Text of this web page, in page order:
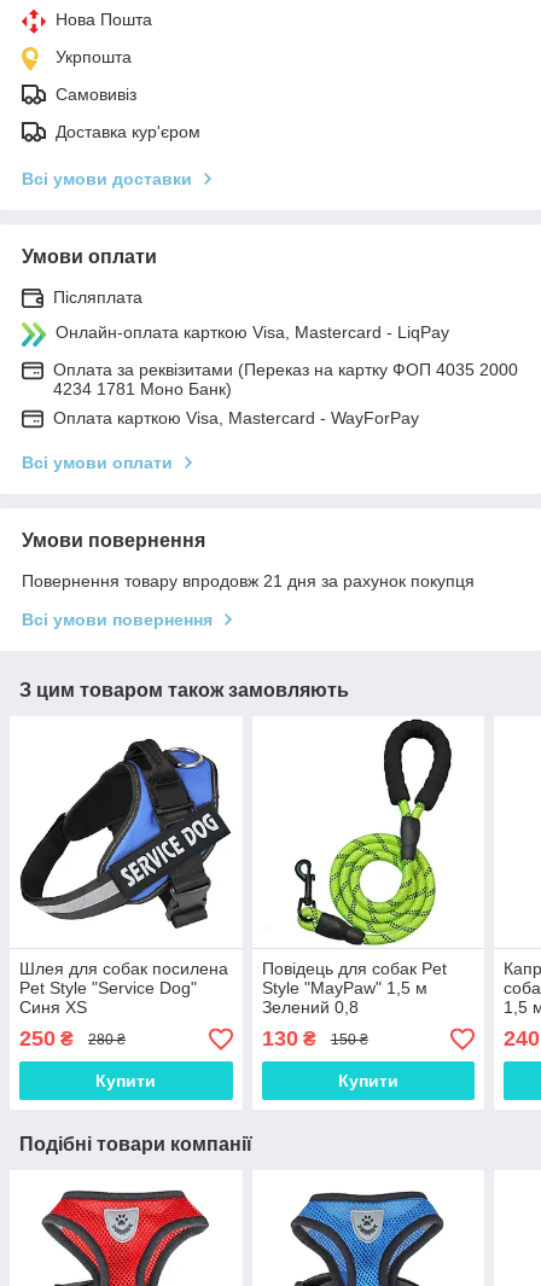
Нова Пошта
Укрпошта
Самовивіз
Доставка кур'єром
Всі умови доставки
Умови оплати
Післяплата
Онлайн-оплата карткою Visa, Mastercard - LiqPay
Оплата за реквізитами (Переказ на картку ФОП 4035 2000
4234 1781 Моно Банк)
Оплата карткою Visa, Mastercard - WayForPay
Всі умови оплати
Умови повернення
Повернення товару впродовж 21 дня за рахунок покупця
Всі умови повернення
З цим товаром також замовляють
Шлея для собак посилена
Pet Style "Service Dog"
Синя XS
250 ₴ 280 ₴
Купити
Повідець для собак Pet
Style "MayPaw" 1,5 м
Зелений 0,8
130₴ 150 ₴
Купити
1,5
240
Подібні товари компанії